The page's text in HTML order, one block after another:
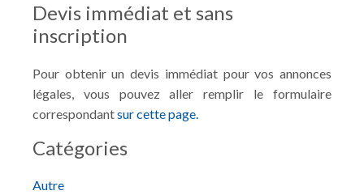
Devis immédiat et sans
inscription
Pour obtenir un devis immédiat pour vos annonces
légales, vous pouvez aller remplir le formulaire
correspondantsur cette page.
Catégories
Autre